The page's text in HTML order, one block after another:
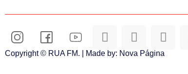
Copyright © RUA FM. | Made by: Nova Página